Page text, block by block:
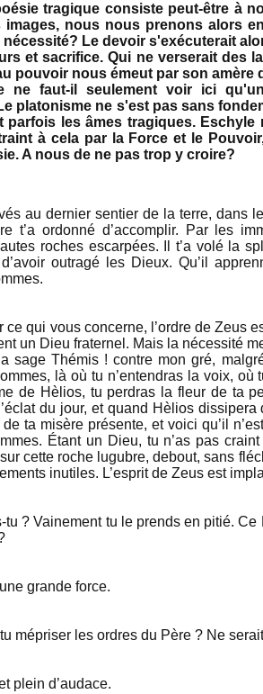
tragique consiste peut-être à
images, nous nous prenons alors
Le devoir s'exécuterait
et sacrifice. Qui ne verserait des
pouvoir nous émeut par son
ne faut-il seulement voir ici
platonisme ne s'est pas sans
parfois les âmes tragiques.
à cela par la Force et le
A nous de ne pas trop y croire?
au dernier sentier de la terre, dans
t’a ordonné d’accomplir. Par les
roches escarpées. Il t’a volé la
outragé les Dieux. Qu’il
ce qui vous concerne, l’ordre de Zeus
un Dieu fraternel. Mais la nécessité
sage Thémis ! contre mon gré,
là où tu n’entendras la voix,
de Hèlios, tu perdras la fleur de ta
du jour, et quand Hèlios
de ta misère présente, et voici qu’il
Étant un Dieu, tu n’as pas
cette roche lugubre, debout, sans
inutiles. L’esprit de Zeus est
tu ? Vainement tu le prends en pitié.
grande force.
mépriser les ordres du Père ? Ne
plein d’audace.